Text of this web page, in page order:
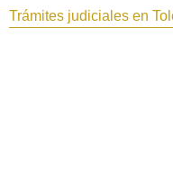
Trámites judiciales en